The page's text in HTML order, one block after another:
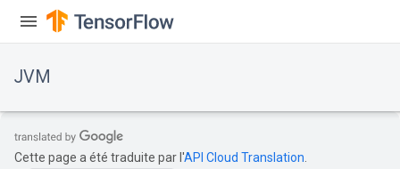
JVM
Cette page a été traduite par l'API Cloud Translation